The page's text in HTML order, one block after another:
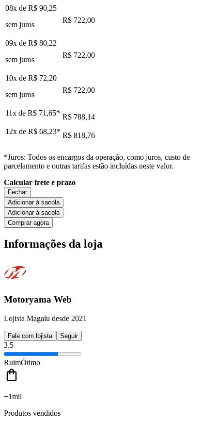
08x de R$ 90,25
sem juros
R$ 722,00
09x de R$ 80,22
sem juros
R$ 722,00
10x de R$ 72,20
sem juros
R$ 722,00
11x de R$ 71,65* R$ 788,14
12x de R$ 68,23* R$ 818,76
*Juros: Todos os encargos da operação, como juros, custo de
parcelamento e outras tarifas estão incluídas neste valor.
Calcular frete e prazo
Fechar
Adicionar à sacola
Adicionar à sacola
Comprar agora
Informações da loja
Motoryama Web
Lojista Magalu desde 2021
Fale com lojista Seguir
3.5
RuimÓtimo
+1mil
Produtos vendidos